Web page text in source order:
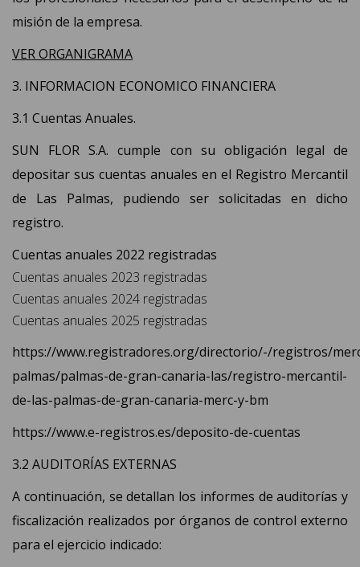
misión de la empresa.
VER ORGANIGRAMA
3. INFORMACION ECONOMICO FINANCIERA
3.1 Cuentas Anuales.
SUN FLOR S.A. cumple con su obligación legal de
depositar sus cuentas anuales en el Registro Mercantil
de Las Palmas, pudiendo ser solicitadas en dicho
registro.
Cuentas anuales 2022 registradas
Cuentas anuales 2023 registradas
Cuentas anuales 2024 registradas
Cuentas anuales 2025 registradas
https://www.registradores.org/directorio/-/registros/
palmas/palmas-de-gran-canaria-las/registro-mercantil-
de-las-palmas-de-gran-canaria-merc-y-bm
https://www.e-registros.es/deposito-de-cuentas
3.2 AUDITORÍAS EXTERNAS
A continuación, se detallan los informes de auditorías y
fiscalización realizados por órganos de control externo
para el ejercicio indicado: